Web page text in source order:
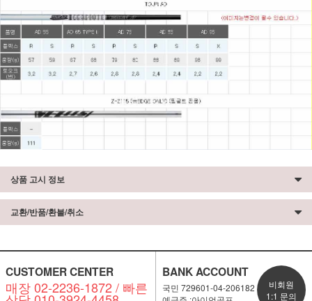
상품 고시 정보
교환/반품/환불/취소
CUSTOMER CENTER
매장 02-2236-1872 / 빠른
BANK ACCOUNT
국민 729601-04-206182
비회원
1:1 문의